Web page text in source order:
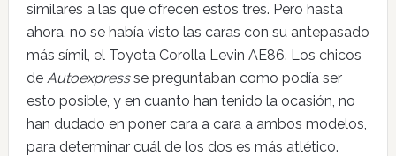
similares a las que ofrecen estos tres. Pero hasta
ahora, no se había visto las caras con su antepasado
más símil, el Toyota Corolla Levin AE86. Los chicos
de Autoexpressse preguntaban como podía ser
esto posible, y en cuanto han tenido la ocasión, no
han dudado en poner cara a cara a ambos modelos,
para determinar cuál de los dos es más atlético.